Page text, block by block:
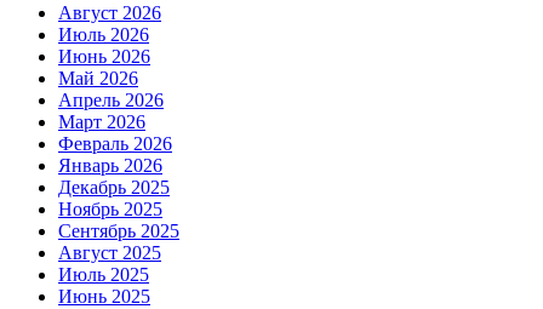
Август 2026
Июль 2026
Июнь 2026
Май 2026
Апрель 2026
Март 2026
Февраль 2026
Январь 2026
Декабрь 2025
Ноябрь 2025
Сентябрь 2025
Август 2025
Июль 2025
Июнь 2025